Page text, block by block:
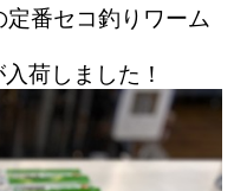
番セコ釣りワーム
入荷しました！